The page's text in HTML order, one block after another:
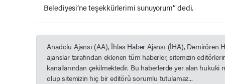
Belediyesi’ne teşekkürlerimi sunuyorum” dedi.
Anadolu Ajansı (AA), İhlas Haber Ajansı (İHA), Demirören
ajanslar tarafından eklenen tüm haberler, sitemizin
kanallarından çekilmektedir. Bu haberlerde yer alan hukuki
olup sitemizin hiç bir editörü sorumlu tutulamaz...